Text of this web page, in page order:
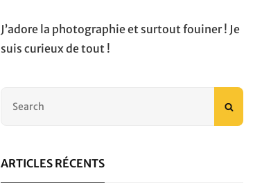
J’adore la photographie et surtout fouiner ! Je
suis curieux de tout !
ARTICLES RÉCENTS